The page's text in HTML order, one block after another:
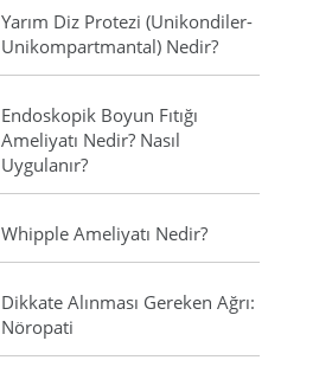
Yarım Diz Protezi (Unikondiler-
Unikompartmantal) Nedir?
Endoskopik Boyun Fıtığı
Ameliyatı Nedir? Nasıl
Uygulanır?
Whipple Ameliyatı Nedir?
Dikkate Alınması Gereken Ağrı:
Nöropati